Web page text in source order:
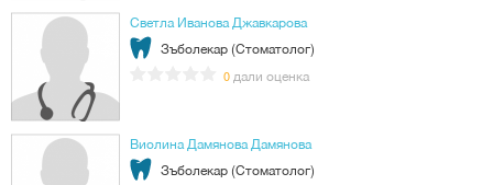
Светла Иванова Джавкарова
Зъболекар (Стоматолог)
0 дали оценка
Виолина Дамянова Дамянова
Зъболекар (Стоматолог)